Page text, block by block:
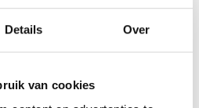
Details Over
van cookies